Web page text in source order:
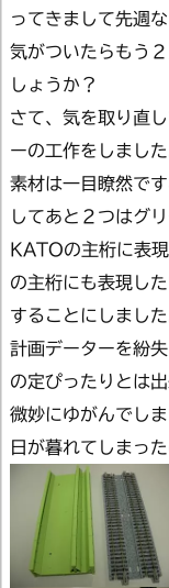
ってきまして先週
気がついたらもう
しょうか？
さて、気を取り直
ーの工作をしました
素材は一目瞭然で
してあと２つはグ
KATOの主桁に表
の主桁にも表現し
することにしました
計画データーを紛
の定ぴったりとは
微妙にゆがんでしま
日が暮れてしまっ